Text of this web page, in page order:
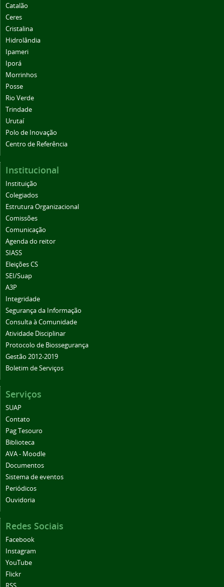
Catalão
Ceres
Cristalina
Hidrolândia
Ipameri
Iporá
Morrinhos
Posse
Rio Verde
Trindade
Urutaí
Polo de Inovação
Centro de Referência
Institucional
Instituição
Colegiados
Estrutura Organizacional
Comissões
Comunicação
Agenda do reitor
SIASS
Eleições CS
SEI/Suap
A3P
Integridade
Segurança da Informação
Consulta à Comunidade
Atividade Disciplinar
Protocolo de Biossegurança
Gestão 2012-2019
Boletim de Serviços
Serviços
SUAP
Contato
Pag Tesouro
Biblioteca
AVA - Moodle
Documentos
Sistema de eventos
Periódicos
Ouvidoria
Redes Sociais
Facebook
Instagram
YouTube
Flickr